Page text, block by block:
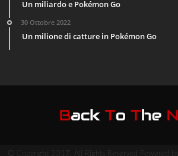
Un miliardo e Pokémon Go
30 Ottobre 2022
Un milione di catture in Pokémon Go
© Copyright 2017, All Rights Reserved Powered by